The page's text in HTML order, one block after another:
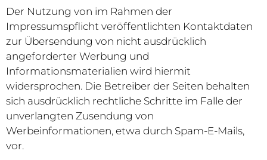
Der Nutzung von im Rahmen der
Impressumspflicht veröffentlichten Kontaktdaten
zur Übersendung von nicht ausdrücklich
angeforderter Werbung und
Informationsmaterialien wird hiermit
widersprochen. Die Betreiber der Seiten behalten
sich ausdrücklich rechtliche Schritte im Falle der
unverlangten Zusendung von
Werbeinformationen, etwa durch Spam-E-Mails,
vor.